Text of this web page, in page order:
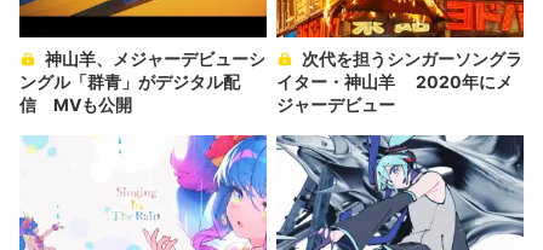
ングル「群青」がデジタル配
信 MVも公開
イター・神山羊 2020年にメ
ジャーデビュー